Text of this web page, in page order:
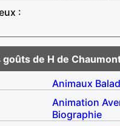
:
goûts de H de
Animaux
Animation
Biographie